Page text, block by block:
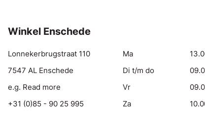
Winkel Enschede
Lonnekerbrugstraat 110
7547 AL Enschede
e.g. Read more
+31 (0)85 - 90 25 995
Ma
Di t/m do
Vr
Za